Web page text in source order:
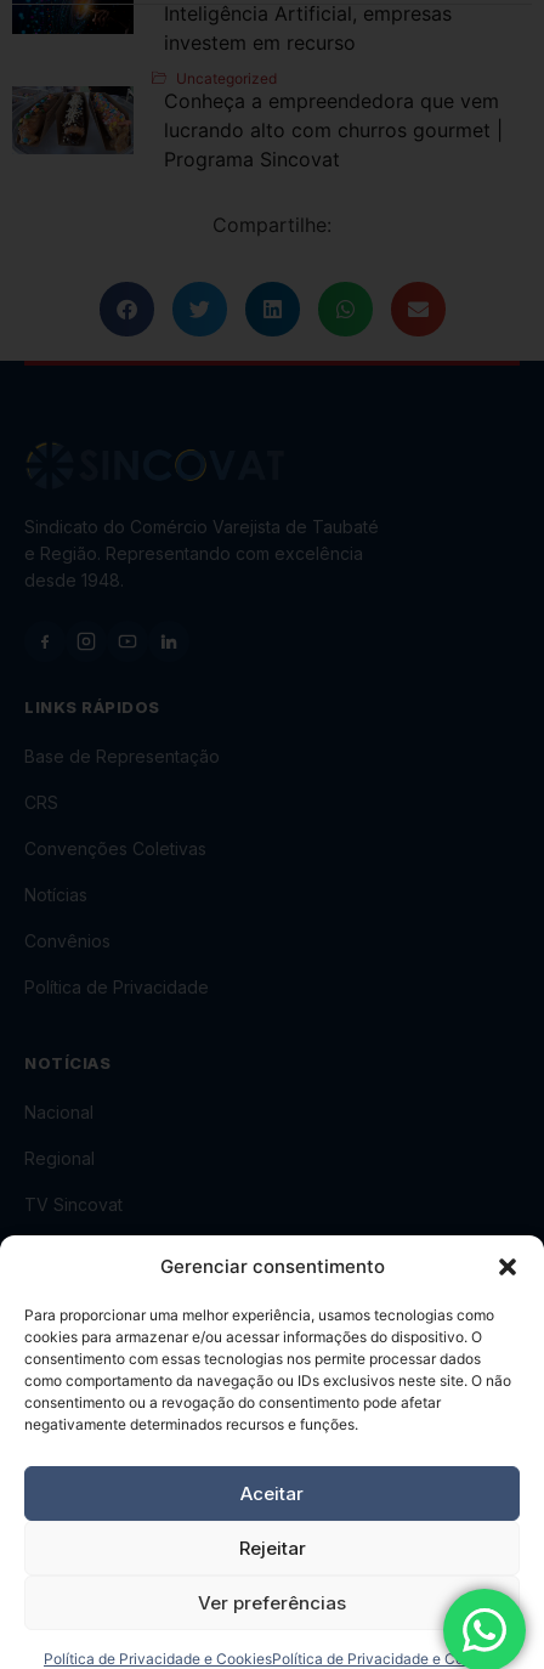
Gerenciar consentimento
Para proporcionar uma melhor experiência, usamos tecnologias como
cookies para armazenar e/ou acessar informações do dispositivo. O
consentimento com essas tecnologias nos permite processar dados
como comportamento da navegação ou IDs exclusivos neste site. O não
consentimento ou a revogação do consentimento pode afetar
negativamente determinados recursos e funções.
Aceitar
Rejeitar
Ver preferências
Política de Privacidade e CookiesPolítica de Privacidade e Cookies
Inteligência Artificial, empresas
investem em recurso
Uncategorized
Conheça a empreendedora que vem
lucrando alto com churros gourmet |
Programa Sincovat
Compartilhe:
Sindicato do Comércio Varejista de Taubaté
e Região. Representando com excelência
desde 1948.
LINKS RÁPIDOS
Base de Representação
CRS
Convenções Coletivas
Notícias
Convênios
Política de Privacidade
NOTÍCIAS
Nacional
Regional
TV Sincovat
Rua Visconde do Rio Branco, 461
© 2026 SINCOVAT - Sindicato do Comércio Varejista de Taubaté